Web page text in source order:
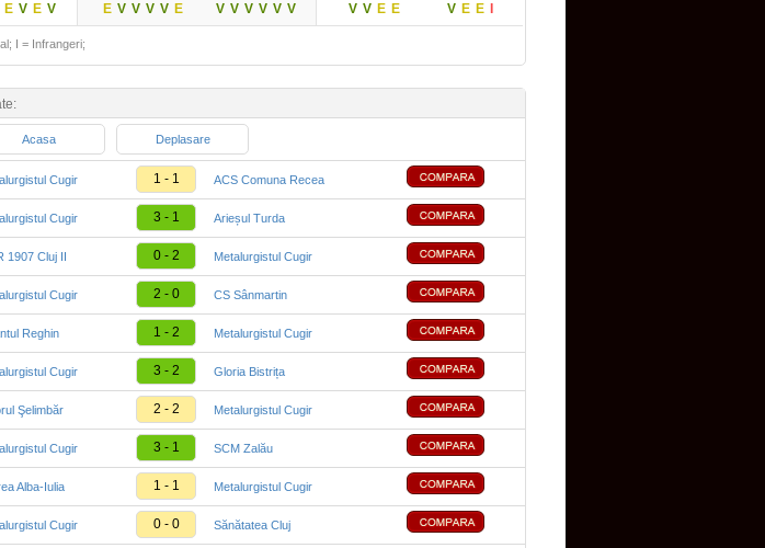
E V E V E V V V V E V V V V V V V V E E V E E
I = Infrangeri;
Acasa Deplasare
Cugir 1 - 1 ACS Comuna Recea
Cugir 3 - 1 Arieșul Turda
1907 Cluj II 0 - 2 Metalurgistul Cugir
Cugir 2 - 0 CS Sânmartin
Reghin 1 - 2 Metalurgistul Cugir
Cugir 3 - 2 Gloria Bistrița
Şelimbăr 2 - 2 Metalurgistul Cugir
Cugir 3 - 1 SCM Zalău
Alba-Iulia 1 - 1 Metalurgistul Cugir
Cugir 0 - 0 Sănătatea Cluj